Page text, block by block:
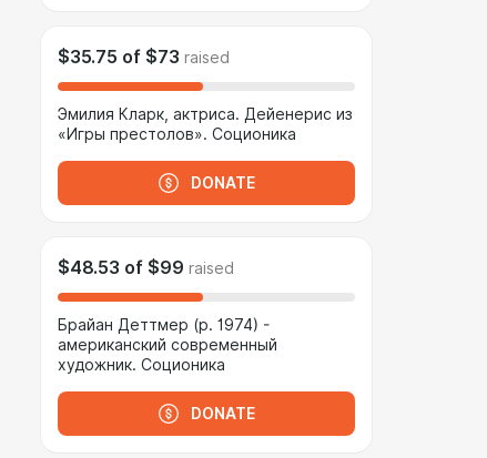
$35.75 of $73 raised
Эмилия Кларк, актриса. Дейенерис из
«Игры престолов». Соционика
DONATE
$48.53 of $99 raised
Брайан Деттмер (р. 1974) -
американский современный
художник. Соционика
DONATE